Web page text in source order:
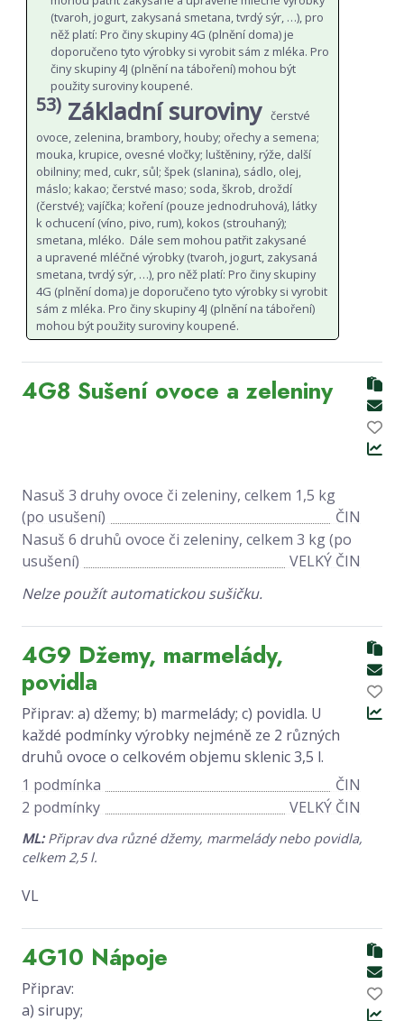
(tvaroh, jogurt, zakysaná smetana, tvrdý sýr, …), pro
něž platí: Pro činy skupiny 4G (plnění doma) je
doporučeno tyto výrobky si vyrobit sám z mléka. Pro
činy skupiny 4J (plnění na táboření) mohou být
použity suroviny koupené.
53) Základní suroviny čerstvé
ovoce, zelenina, brambory, houby; ořechy a semena;
mouka, krupice, ovesné vločky; luštěniny, rýže, další
obilniny; med, cukr, sůl; špek (slanina), sádlo, olej,
máslo; kakao; čerstvé maso; soda, škrob, droždí
(čerstvé); vajíčka; koření (pouze jednodruhová), látky
k ochucení (víno, pivo, rum), kokos (strouhaný);
smetana, mléko. Dále sem mohou patřit zakysané
a upravené mléčné výrobky (tvaroh, jogurt, zakysaná
smetana, tvrdý sýr, …), pro něž platí: Pro činy skupiny
4G (plnění doma) je doporučeno tyto výrobky si vyrobit
sám z mléka. Pro činy skupiny 4J (plnění na táboření)
mohou být použity suroviny koupené.
4G8 Sušení ovoce a zeleniny
Nasuš 3 druhy ovoce či zeleniny, celkem 1,5 kg
(po usušení)
ČIN
Nasuš 6 druhů ovoce či zeleniny, celkem 3 kg (po
usušení)
VELKÝ ČIN
Nelze použít automatickou sušičku.
4G9 Džemy, marmelády,
povidla
Připrav: a) džemy; b) marmelády; c) povidla. U
každé podmínky výrobky nejméně ze 2 různých
druhů ovoce o celkovém objemu sklenic 3,5 l.
1 podmínka
ČIN
2 podmínky
VELKÝ ČIN
ML:Připrav dva různé džemy, marmelády nebo povidla,
celkem 2,5 l.
VL
4G10 Nápoje
Připrav:
a) sirupy;